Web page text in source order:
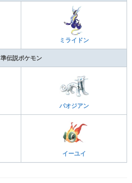
ミライドン
準伝説ポケモン
パオジアン
イーユイ